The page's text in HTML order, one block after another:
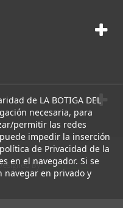
de LA BOTIGA DEL
necesaria, para
permitir las redes
impedir la inserción
de Privacidad de la
en el navegador. Si se
navegar en privado y
ByKLOSIONS TIC